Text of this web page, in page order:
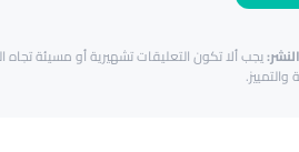
يجب ألا تكون التعليقات تشهيرية أو مسيئة
والتمييز.